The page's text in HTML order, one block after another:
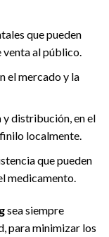
que pueden
al público.
el mercado y la
y distribución, en el
localmente.
que pueden
medicamento.
sea siempre
para minimizar los